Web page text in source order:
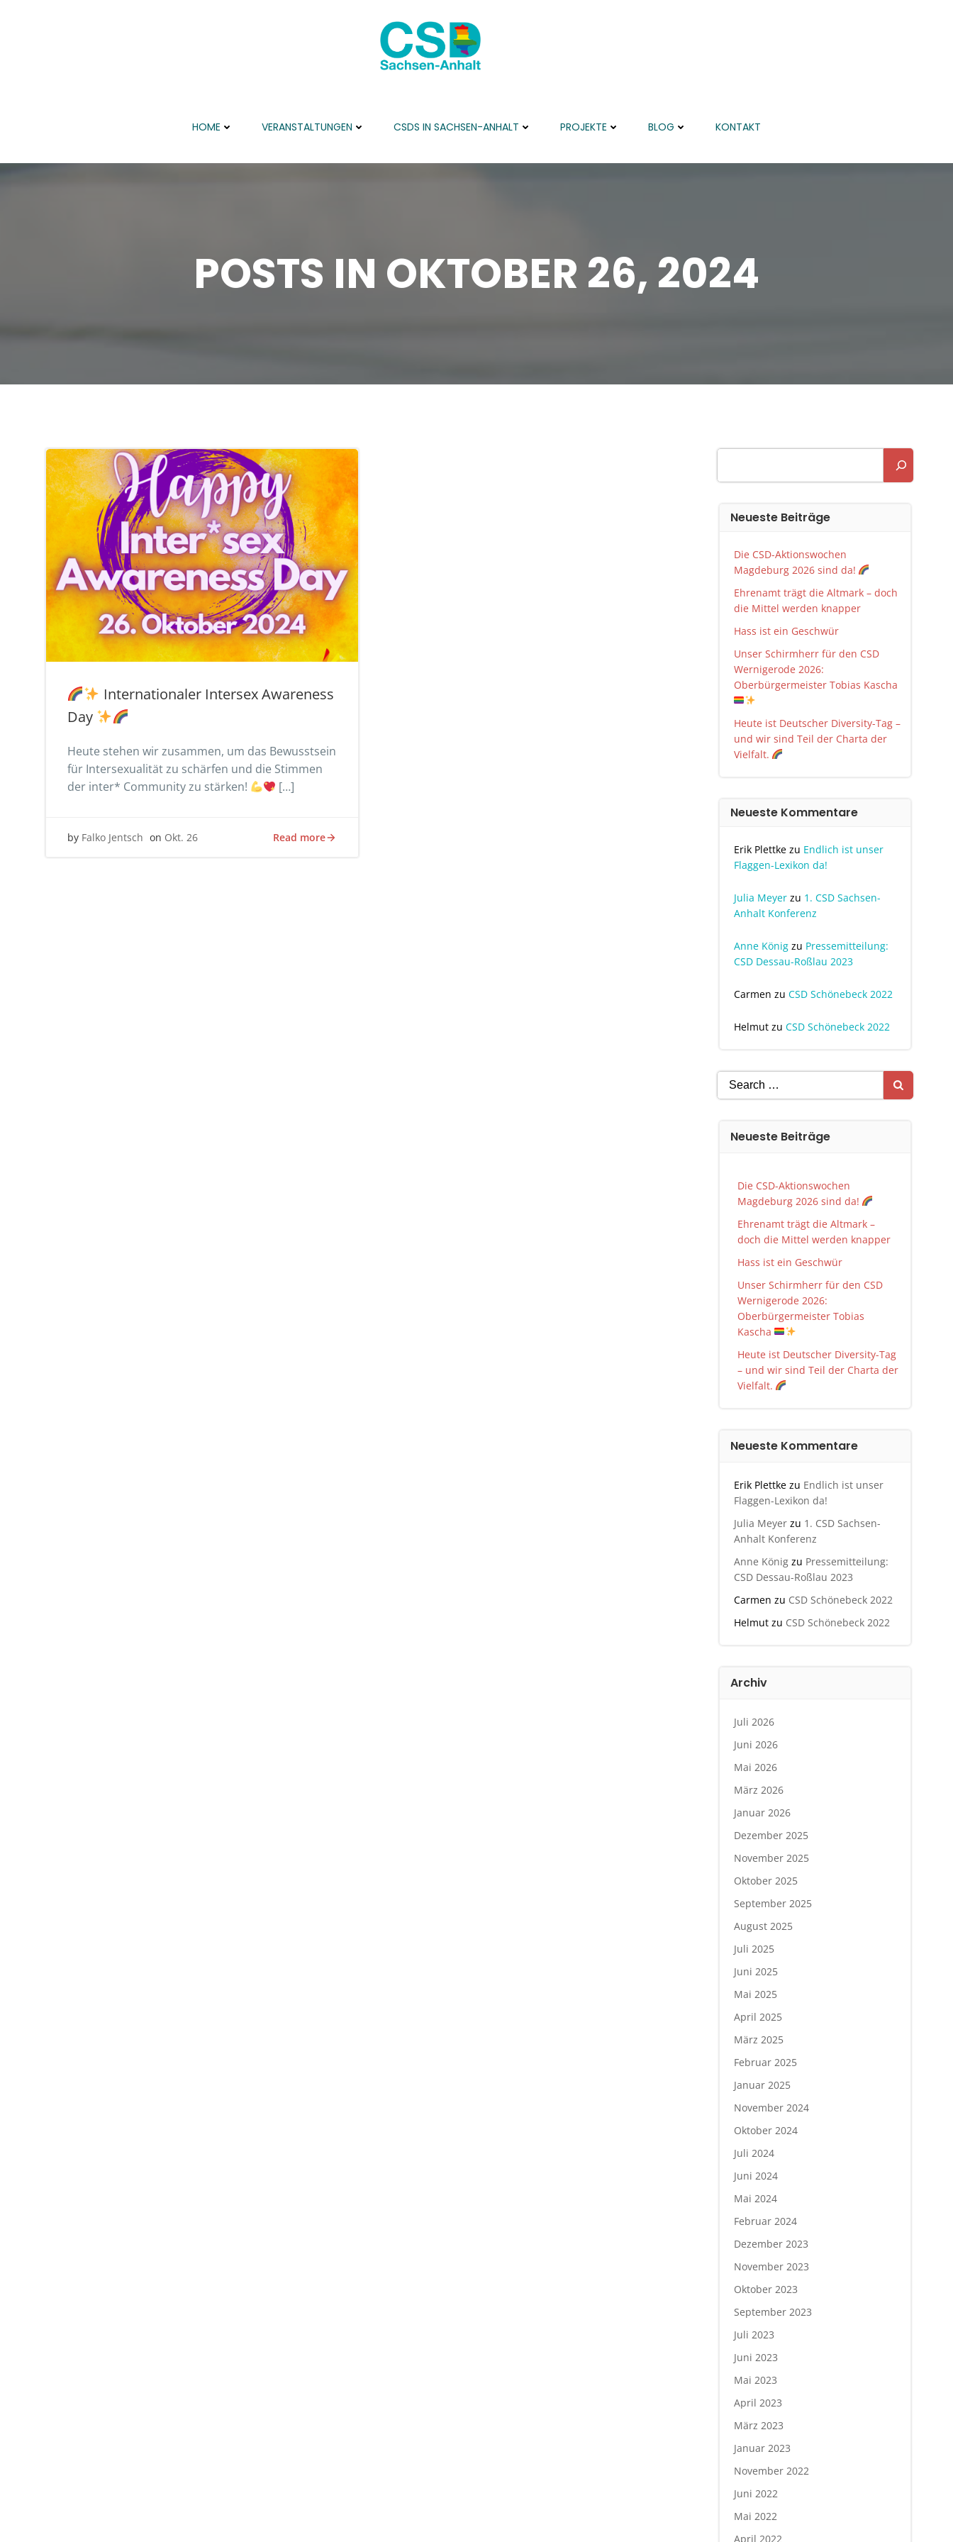
HOME VERANSTALTUNGEN CSDS IN SACHSEN-ANHALT PROJEKTE BLOG KONTAKT
POSTS IN OKTOBER 26, 2024
Internationaler Intersex Awareness
Day
Heute stehen wir zusammen, um das Bewusstsein
für Intersexualität zu schärfen und die Stimmen
der inter* Community zu stärken!
[…]
by Falko Jentsch on Okt. 26 Read more
Suchen
Neueste Beiträge
Die CSD-Aktionswochen
Magdeburg 2026 sind da!
Ehrenamt trägt die Altmark – doch
die Mittel werden knapper
Hass ist ein Geschwür
Unser Schirmherr für den CSD
Wernigerode 2026:
Oberbürgermeister Tobias Kascha
Heute ist Deutscher Diversity-Tag –
und wir sind Teil der Charta der
Vielfalt.
Neueste Kommentare
Erik Plettkezu Endlich ist unser
Flaggen-Lexikon da!
Julia Meyerzu 1. CSD Sachsen-
Anhalt Konferenz
Anne Königzu Pressemitteilung:
CSD Dessau-Roßlau 2023
Carmen zu CSD Schönebeck 2022
Helmutzu CSD Schönebeck 2022
Search
for:
Neueste Beiträge
Die CSD-Aktionswochen
Magdeburg 2026 sind da!
Ehrenamt trägt die Altmark –
doch die Mittel werden knapper
Hass ist ein Geschwür
Unser Schirmherr für den CSD
Wernigerode 2026:
Oberbürgermeister Tobias
Kascha
Heute ist Deutscher Diversity-Tag
– und wir sind Teil der Charta der
Vielfalt.
Neueste Kommentare
Erik Plettkezu Endlich ist unser
Flaggen-Lexikon da!
Julia Meyerzu 1. CSD Sachsen-
Anhalt Konferenz
Anne Königzu Pressemitteilung:
CSD Dessau-Roßlau 2023
Carmen zu CSD Schönebeck 2022
Helmutzu CSD Schönebeck 2022
Archiv
Juli 2026
Juni 2026
Mai 2026
März 2026
Januar 2026
Dezember 2025
November 2025
Oktober 2025
September 2025
August 2025
Juli 2025
Juni 2025
Mai 2025
April 2025
März 2025
Februar 2025
Januar 2025
November 2024
Oktober 2024
Juli 2024
Juni 2024
Mai 2024
Februar 2024
Dezember 2023
November 2023
Oktober 2023
September 2023
Juli 2023
Juni 2023
Mai 2023
April 2023
März 2023
Januar 2023
November 2022
Juni 2022
Mai 2022
April 2022